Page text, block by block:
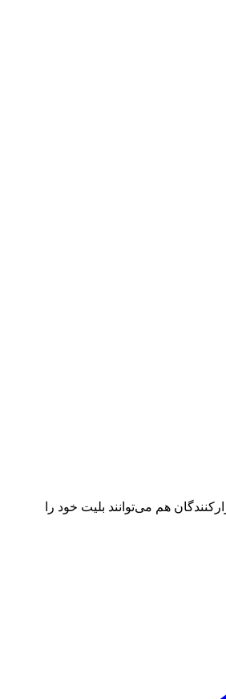
هم می‌توانند بلیت خود را